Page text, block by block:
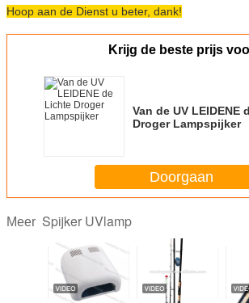
Hoop aan de Dienst u beter, dank!
Krijg de beste prijs
Van de UV LEIDENE
Droger Lampspijker
Doorgaan
Meer Spijker UVlamp